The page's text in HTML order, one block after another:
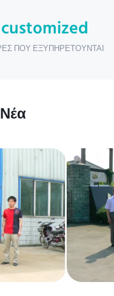
customized
ΠΟΥ ΕΞΥΠΗΡΕΤΟΎΝΤΑΙ